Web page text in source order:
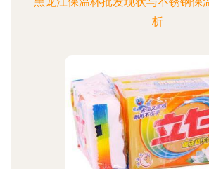
析